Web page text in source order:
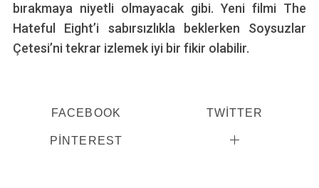
bırakmaya niyetli olmayacak gibi. Yeni filmi The
Hateful Eight’i sabırsızlıkla beklerken Soysuzlar
Çetesi’ni tekrar izlemek iyi bir fikir olabilir.
FACEBOOK TWITTER
PINTEREST